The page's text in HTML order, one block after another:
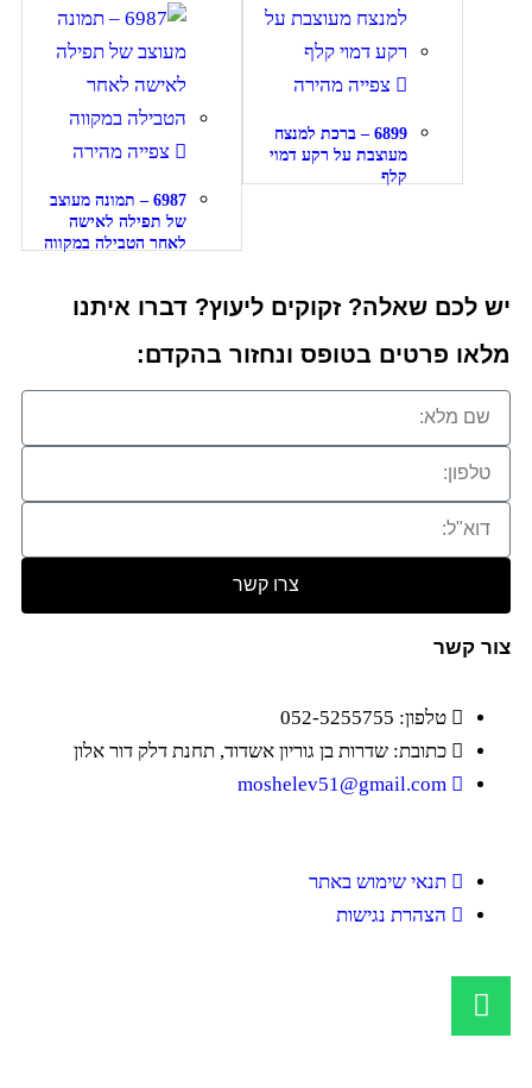
צפייה מהירה
6899 – ברכת למנצח
מעוצבת על רקע דמוי
קלף
צפייה מהירה
6987 – תמונה מעוצב
של תפילה לאישה
לאחר הטבילה במקווה
יש לכם שאלה? זקוקים ליעוץ? דברו איתנו
מלאו פרטים בטופס ונחזור בהקדם:
צרו קשר
צור קשר
טלפון: 052-5255755
כתובת: שדרות בן גוריון אשדוד, תחנת דלק דור אלון
moshelev51@gmail.com
תנאי שימוש באתר
הצהרת נגישות